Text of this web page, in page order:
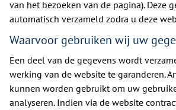
van het bezoeken van de pagina). Deze
automatisch verzameld zodra u deze
Waarvoor gebruiken wij uw
Een deel van de gegevens wordt
werking van de website te garanderen.
kunnen worden gebruikt om uw
analyseren. Indien via de website